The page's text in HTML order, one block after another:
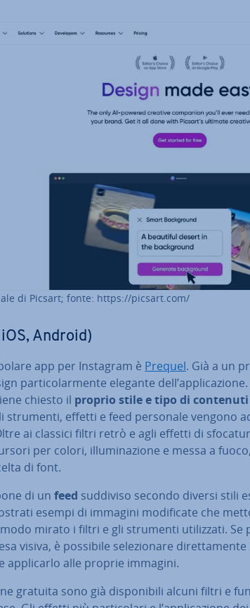
di Picsart; fonte: https://picsart.com/
Android)
app per Instagram è Prequel. Già a un
par­ti­co­lar­men­te elegante
chiesto il proprio stile e tipo di
strumenti, effetti e feed personale vengono
ai classici filtri retrò e agli effetti di
per colori, il­lu­mi­na­zio­ne e messa a
di font.
di un feed suddiviso secondo diversi stili
esempi di immagini mo­di­fi­ca­te che
mirato i filtri e gli strumenti uti­liz­za­ti. Se
visiva, è possibile se­le­zio­na­re
ap­pli­car­lo alle proprie immagini.
gratuita sono già di­spo­ni­bi­li alcuni filtri e